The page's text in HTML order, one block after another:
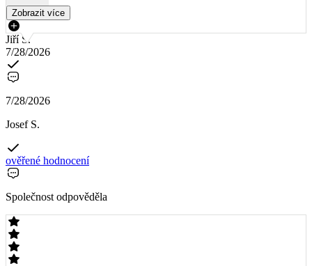
Zobrazit více
Jiří S.
7/28/2026
7/28/2026
Josef S.
ověřené hodnocení
Společnost odpověděla